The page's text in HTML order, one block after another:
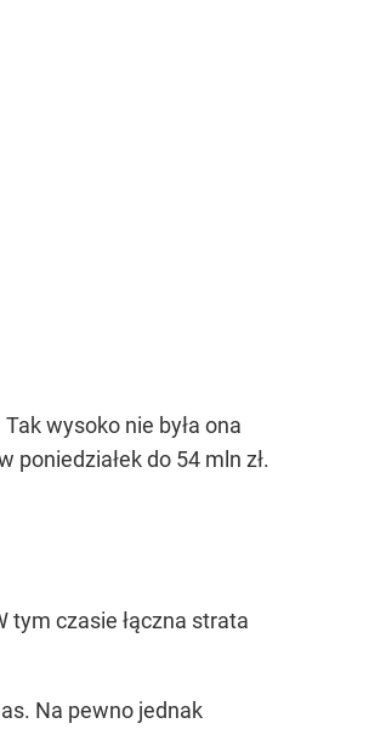
wysoko nie była ona
poniedziałek do 54 mln zł.
tym czasie łączna strata
Na pewno jednak